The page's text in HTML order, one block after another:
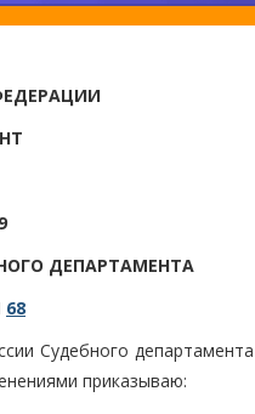
ДЕПАРТАМЕНТА
68
Судебного
приказываю: